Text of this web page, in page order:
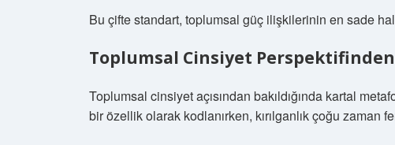
Bu çifte standart, toplumsal güç ilişkilerinin en sade
Toplumsal Cinsiyet
Toplumsal cinsiyet açısından bakıldığında kartal
bir özellik olarak kodlanırken, kırılganlık çoğu zaman